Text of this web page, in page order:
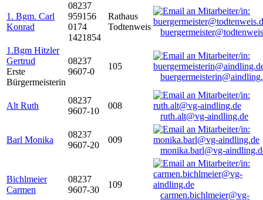
1. Bgm. Carl
Konrad
08237
959156
0174
1421854
Rathaus
Todtenweis
1.Bgm Hitzler
Gertrud
Erste
Bürgermeisterin
08237
9607-0
105
Alt Ruth
08237
9607-10
008
ruth.alt@vg-aindling.de
Barl Monika
08237
9607-20
009
monika.barl@vg-
Bichlmeier
Carmen
08237
9607-30
109
carmen.bichlmeier@vg-